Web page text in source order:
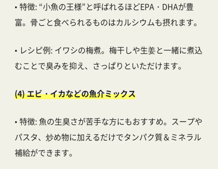
• 特徴: “小魚の王様”と呼ばれるほどEPA・DHAが豊
富。骨ごと食べられるものはカルシウムも摂れます。
• レシピ例: イワシの梅煮。梅干しや生姜と一緒に煮込
むことで臭みを抑え、さっぱりといただけます。
(4) エビ・イカなどの魚介ミックス
• 特徴: 魚の生臭さが苦手な方にもおすすめ。スープや
パスタ、炒め物に加えるだけでタンパク質＆ミネラル
補給ができます。